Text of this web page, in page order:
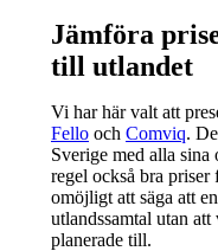
Jämföra
till utlandet
Vi har här valt att
Fello och Comviq.
Sverige med alla
regel också bra
omöjligt att säga att
utlandssamtal utan
planerade till.